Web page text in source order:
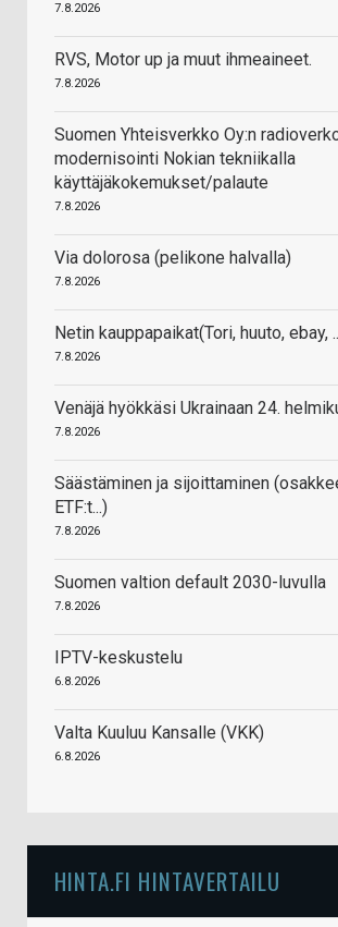
7.8.2026
RVS, Motor up ja muut ihmeaineet.
7.8.2026
Suomen Yhteisverkko Oy:n
modernisointi Nokian tekniikalla
käyttäjäkokemukset/palaute
7.8.2026
Via dolorosa (pelikone halvalla)
7.8.2026
Netin kauppapaikat(Tori, huuto, ebay,
7.8.2026
Venäjä hyökkäsi Ukrainaan 24.
7.8.2026
Säästäminen ja sijoittaminen
ETF:t...)
7.8.2026
Suomen valtion default 2030-luvulla
7.8.2026
IPTV-keskustelu
6.8.2026
Valta Kuuluu Kansalle (VKK)
6.8.2026
HINTA.FI HINTAVERTAILU